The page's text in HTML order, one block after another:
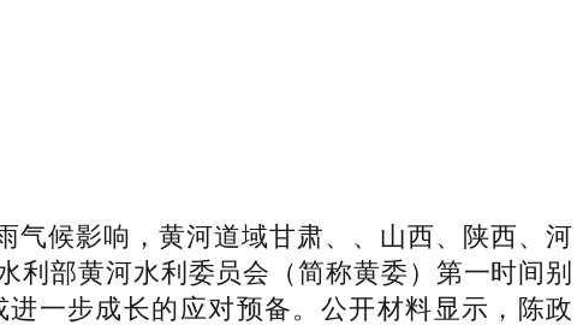
气候影响，黄河道域甘肃、、山西、陕西、河
部黄河水利委员会（简称黄委）第一时间别
一步成长的应对预备。公开材料显示，陈政